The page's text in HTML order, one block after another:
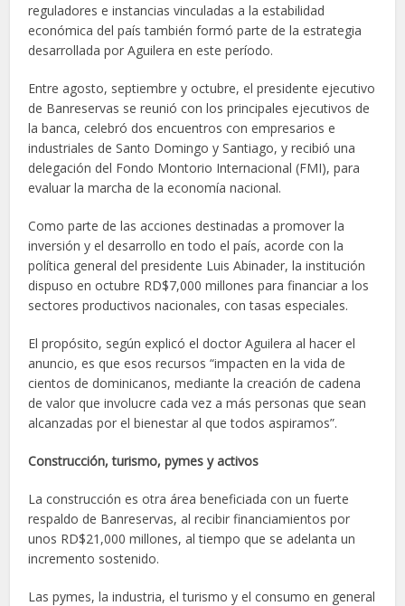
reguladores e instancias vinculadas a la estabilidad
económica del país también formó parte de la estrategia
desarrollada por Aguilera en este período.
Entre agosto, septiembre y octubre, el presidente ejecutivo
de Banreservas se reunió con los principales ejecutivos de
la banca, celebró dos encuentros con empresarios e
industriales de Santo Domingo y Santiago, y recibió una
delegación del Fondo Montorio Internacional (FMI), para
evaluar la marcha de la economía nacional.
Como parte de las acciones destinadas a promover la
inversión y el desarrollo en todo el país, acorde con la
política general del presidente Luis Abinader, la institución
dispuso en octubre RD$7,000 millones para financiar a los
sectores productivos nacionales, con tasas especiales.
El propósito, según explicó el doctor Aguilera al hacer el
anuncio, es que esos recursos “impacten en la vida de
cientos de dominicanos, mediante la creación de cadena
de valor que involucre cada vez a más personas que sean
alcanzadas por el bienestar al que todos aspiramos”.
Construcción, turismo, pymes y activos
La construcción es otra área beneficiada con un fuerte
respaldo de Banreservas, al recibir financiamientos por
unos RD$21,000 millones, al tiempo que se adelanta un
incremento sostenido.
Las pymes, la industria, el turismo y el consumo en general